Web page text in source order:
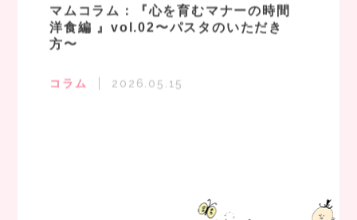
マムコラム：『心を育むマナーの時間
洋食編 』vol.02〜パスタのいただき
方〜
コラム 2026.05.15